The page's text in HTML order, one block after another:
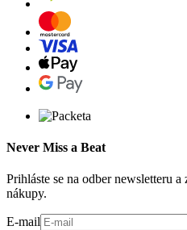
Never Miss a Beat
Prihláste se na odber newsletteru
nákupy.
E-mail